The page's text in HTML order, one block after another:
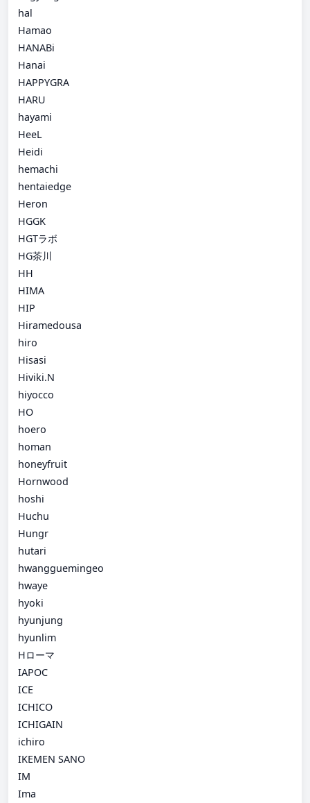
hal
Hamao
HANABi
Hanai
HAPPYGRA
HARU
hayami
HeeL
Heidi
hemachi
hentaiedge
Heron
HGGK
HGTラボ
HG茶川
HH
HIMA
HIP
Hiramedousa
hiro
Hisasi
Hiviki.N
hiyocco
HO
hoero
homan
honeyfruit
Hornwood
hoshi
Huchu
Hungr
hutari
hwangguemingeo
hwaye
hyoki
hyunjung
hyunlim
Hローマ
IAPOC
ICE
ICHICO
ICHIGAIN
ichiro
IKEMEN SANO
IM
Ima